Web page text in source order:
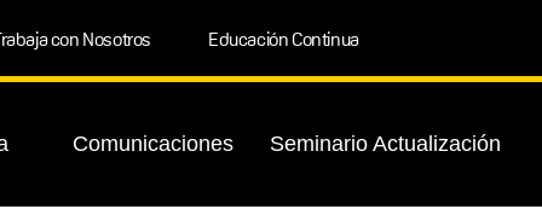
con Nosotros Educación Continua
Comunicaciones Seminario Actualización